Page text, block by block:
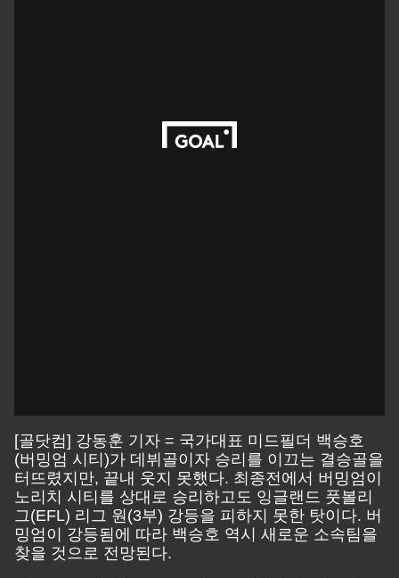
[골닷컴] 강동훈 기자 = 국가대표 미드필더 백승호
(버밍엄 시티)가 데뷔골이자 승리를 이끄는 결승골을
터뜨렸지만, 끝내 웃지 못했다. 최종전에서 버밍엄이
노리치 시티를 상대로 승리하고도 잉글랜드 풋볼리
그(EFL) 리그 원(3부) 강등을 피하지 못한 탓이다. 버
밍엄이 강등됨에 따라 백승호 역시 새로운 소속팀을
찾을 것으로 전망된다.